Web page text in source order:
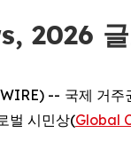
2026 글
-- 국제 거
벌 시민상(Global